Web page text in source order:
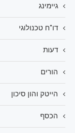
גיימינג
דו"ח טכנולוגי
דעות
הורים
הייטק והון סיכון
הכסף